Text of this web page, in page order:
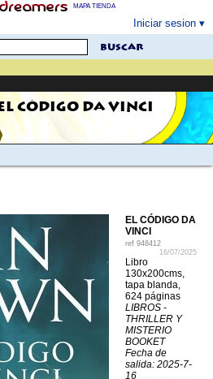
MAPA TIENDA
Iniciar sesion
buscar
EL CÓDIGO DA VINCI
EL CÓDIGO DA
VINCI
ref 948412
16/07/2025
Libro
130x200cms,
tapa blanda,
624 páginas
LIBROS -
THRILLER Y
MISTERIO
BOOKET
Fecha de
salida: 2025-7-
16